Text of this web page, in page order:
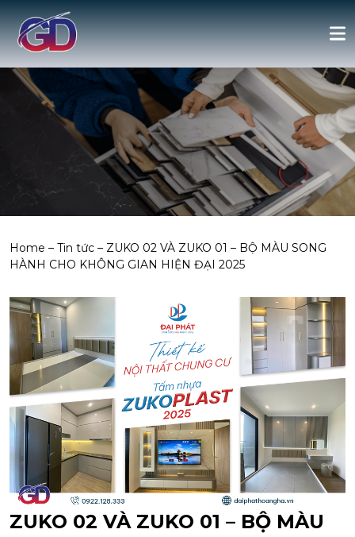
Home – Tin tức – ZUKO 02 VÀ ZUKO 01 – BỘ MÀU SONG
HÀNH CHO KHÔNG GIAN HIỆN ĐẠI 2025
ZUKO 02 VÀ ZUKO 01 – BỘ MÀU